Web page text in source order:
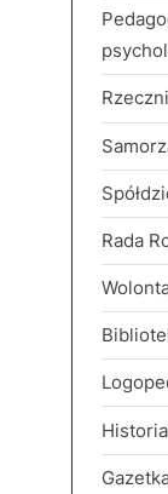
Rada